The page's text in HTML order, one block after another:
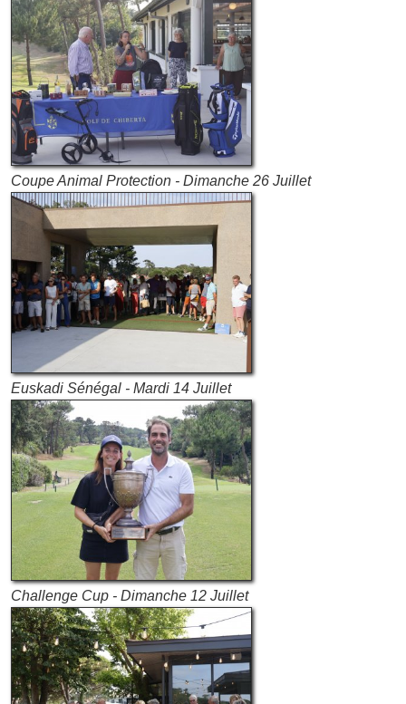
Coupe Animal Protection - Dimanche 26 Juillet
Euskadi Sénégal - Mardi 14 Juillet
Challenge Cup - Dimanche 12 Juillet